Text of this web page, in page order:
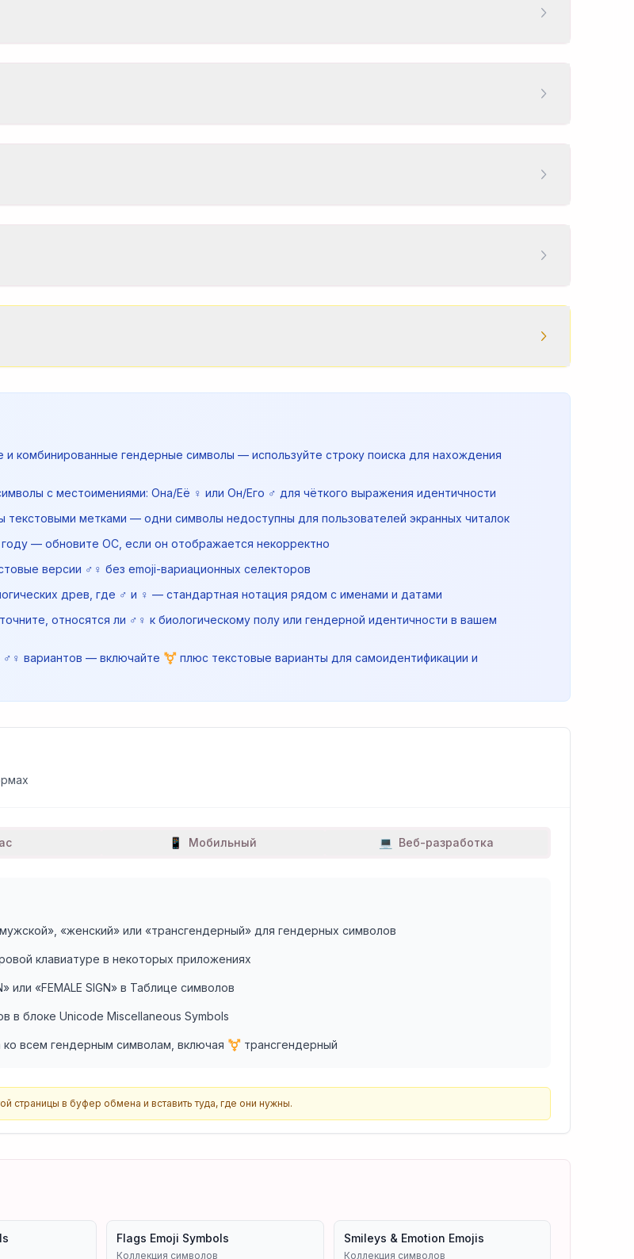
комбинированные гендерные символы — используйте строку поиска для нахождения
с местоимениями: Она/Её ♀️ или Он/Его ♂️ для чёткого выражения идентичности
метками — одни символы недоступны для пользователей экранных читалок
— обновите ОС, если он отображается некорректно
версии ♂♀ без emoji-вариационных селекторов
древ, где ♂ и ♀ — стандартная нотация рядом с именами и датами
относятся ли ♂♀ к биологическому полу или гендерной идентичности в вашем
вариантов — включайте ⚧️ плюс текстовые варианты для самоидентификации и
📱 Мобильный 💻 Веб-разработка
«женский» или «трансгендерный» для гендерных символов
клавиатуре в некоторых приложениях
или «FEMALE SIGN» в Таблице символов
в блоке Unicode Miscellaneous Symbols
ко всем гендерным символам, включая ⚧️ трансгендерный
страницы в буфер обмена и вставить туда, где они нужны.
Flags Emoji Symbols
Коллекция символов
Smileys & Emotion Emojis
Коллекция символов